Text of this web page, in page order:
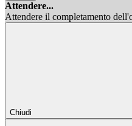
Attendere...
Attendere il completamento
Chiudi